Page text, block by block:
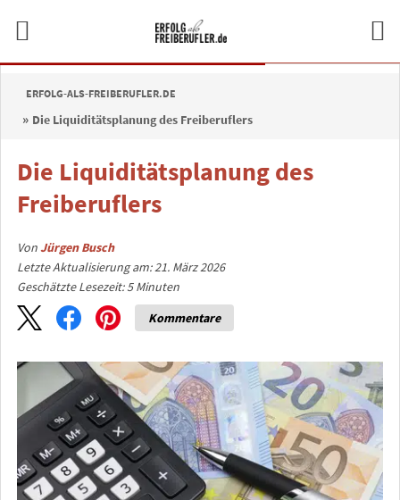
ERFOLG-ALS-FREIBERUFLER.DE
Die Liquiditätsplanung des Freiberuflers
Die Liquiditätsplanung des
Freiberuflers
VonJürgen Busch
Letzte Aktualisierung am: 21. März 2026
Geschätzte Lesezeit:5 Minuten
Kommentare